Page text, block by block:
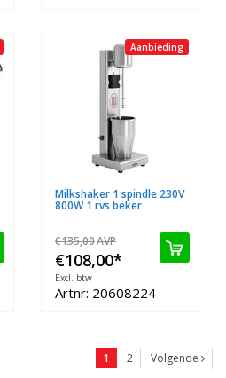
Aanbieding
Milkshaker 1 spindle 230V
800W 1 rvs beker
€135,00AVP
€108,00*
Excl. btw
Artnr: 20608224
1 2 Volgende